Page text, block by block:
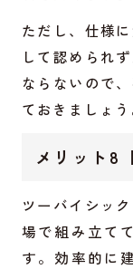
ただし、仕様
して認められ
ならないので
ておきましょう
メリット8
ツーバイシッ
場で組み立て
す。効率的に